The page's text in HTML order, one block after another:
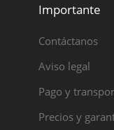
Importante
Contáctanos
Aviso legal
Pago y
Precios y